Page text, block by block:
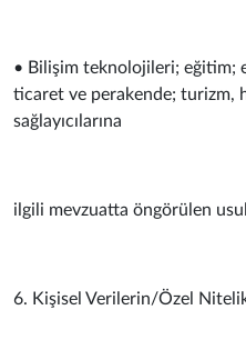
• Bilişim teknolojileri; eğitim;
ticaret ve perakende; turizm,
sağlayıcılarına
ilgili mevzuatta öngörülen
6. Kişisel Verilerin/Özel